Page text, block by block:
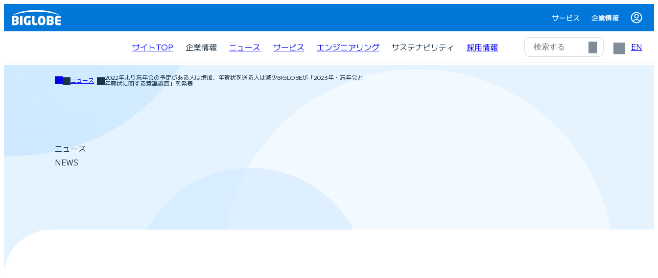
サービス 企業情報
サイトTOP 企業情報 ニュース サービス エンジニアリング サステナビリティ 採用情報 EN
ニュース 2022年より忘年会の予定がある人は増加、年賀状を送る人は減少BIGLOBEが「2023年・忘年会と
年賀状に関する意識調査」を発表
ニュース
NEWS